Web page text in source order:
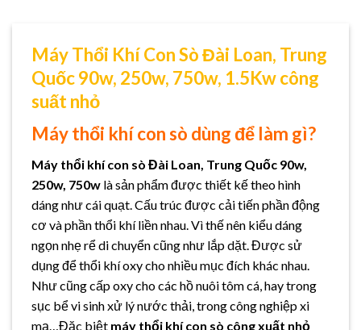
Máy Thổi Khí Con Sò Đài Loan, Trung
Quốc 90w, 250w, 750w, 1.5Kw công
suất nhỏ
Máy thổi khí con sò dùng để làm gì?
Máy thổi khí con sò Đài Loan, Trung Quốc 90w,
250w, 750w là sản phẩm được thiết kế theo hình
dáng như cái quạt. Cấu trúc được cải tiến phần động
cơ và phần thổi khí liền nhau. Vì thế nên kiểu dáng
ngọn nhẹ rể di chuyển cũng như lắp dặt. Được sử
dụng để thổi khí oxy cho nhiều mục đích khác nhau.
Như cũng cấp oxy cho các hồ nuôi tôm cá, hay trong
sục bể vi sinh xử lý nước thải, trong công nghiệp xi
mạ…Đặc biệt máy thổi khí con sò công xuất nhỏ